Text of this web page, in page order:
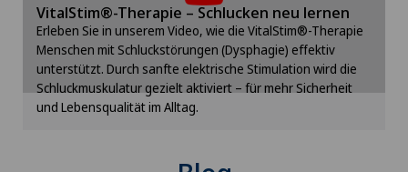
Bandscheibenvorfall Halswirbelsäule –
Zervikale Diskushernie
Bandscheibenvorfall Lendenwirbelsäule (LWS)
Bitte aktivieren Sie die entsprechende Option in
den Cookie-Einstellungen.
Cookie-Einstellungen
VitalStim®-Therapie – Schlucken neu lernen
Erleben Sie in unserem Video, wie die VitalStim®-Therapie
Menschen mit Schluckstörungen (Dysphagie) effektiv
unterstützt. Durch sanfte elektrische Stimulation wird die
Schluckmuskulatur gezielt aktiviert – für mehr Sicherheit
und Lebensqualität im Alltag.